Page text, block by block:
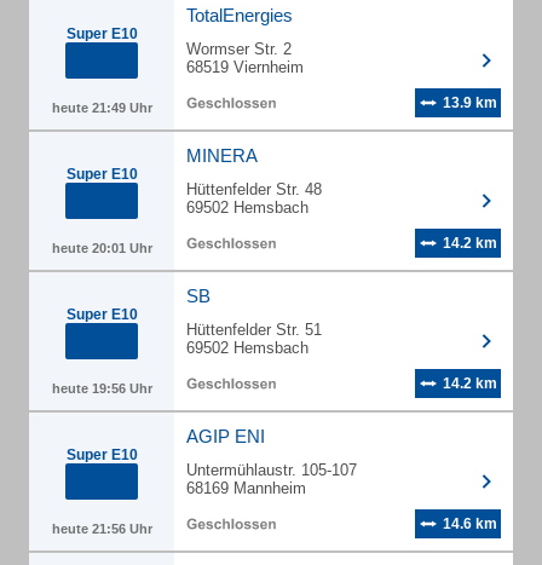
Super E10
heute 21:49 Uhr
TotalEnergies
Wormser Str. 2
68519 Viernheim
13.9 km
Super E10
heute 20:01 Uhr
MINERA
Hüttenfelder Str. 48
69502 Hemsbach
14.2 km
Super E10
heute 19:56 Uhr
SB
Hüttenfelder Str. 51
69502 Hemsbach
14.2 km
Super E10
heute 21:56 Uhr
AGIP ENI
Untermühlaustr. 105-107
68169 Mannheim
14.6 km